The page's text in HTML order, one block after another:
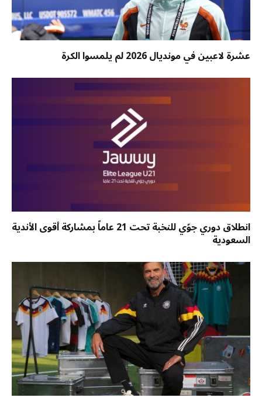
عشرة لاعبين في مونديال 2026 لم يلمسوا الكرة
انطلاق دوري جوّي للنخبة تحت 21 عاماً بمشاركة أقوى الأندية
السعودية